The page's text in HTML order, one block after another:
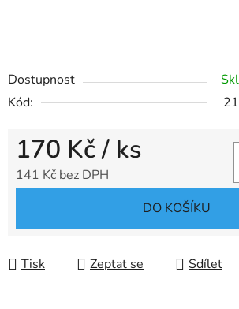
Dostupnost
Kód:
170 Kč/ ks
141 Kč bez DPH
DO KOŠÍKU
Tisk Zeptat se Sdílet